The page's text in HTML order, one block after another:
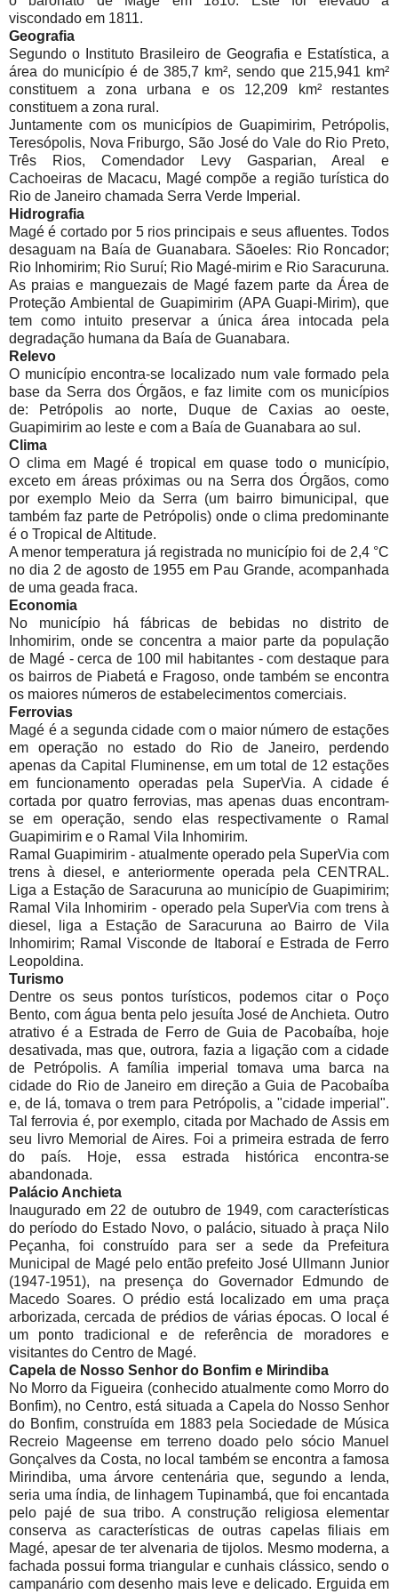
viscondado em 1811.
Geografia
Segundo o Instituto Brasileiro de Geografia e Estatística, a
área do município é de 385,7 km², sendo que 215,941 km²
constituem a zona urbana e os 12,209 km² restantes
constituem a zona rural.
Juntamente com os municípios de Guapimirim, Petrópolis,
Teresópolis, Nova Friburgo, São José do Vale do Rio Preto,
Três Rios, Comendador Levy Gasparian, Areal e
Cachoeiras de Macacu, Magé compõe a região turística do
Rio de Janeiro chamada Serra Verde Imperial.
Hidrografia
Magé é cortado por 5 rios principais e seus afluentes. Todos
desaguam na Baía de Guanabara. Sãoeles: Rio Roncador;
Rio Inhomirim; Rio Suruí; Rio Magé-mirim e Rio Saracuruna.
As praias e manguezais de Magé fazem parte da Área de
Proteção Ambiental de Guapimirim (APA Guapi-Mirim), que
tem como intuito preservar a única área intocada pela
degradação humana da Baía de Guanabara.
Relevo
O município encontra-se localizado num vale formado pela
base da Serra dos Órgãos, e faz limite com os municípios
de: Petrópolis ao norte, Duque de Caxias ao oeste,
Guapimirim ao leste e com a Baía de Guanabara ao sul.
Clima
O clima em Magé é tropical em quase todo o município,
exceto em áreas próximas ou na Serra dos Órgãos, como
por exemplo Meio da Serra (um bairro bimunicipal, que
também faz parte de Petrópolis) onde o clima predominante
é o Tropical de Altitude.
A menor temperatura já registrada no município foi de 2,4 °C
no dia 2 de agosto de 1955 em Pau Grande, acompanhada
de uma geada fraca.
Economia
No município há fábricas de bebidas no distrito de
Inhomirim, onde se concentra a maior parte da população
de Magé - cerca de 100 mil habitantes - com destaque para
os bairros de Piabetá e Fragoso, onde também se encontra
os maiores números de estabelecimentos comerciais.
Ferrovias
Magé é a segunda cidade com o maior número de estações
em operação no estado do Rio de Janeiro, perdendo
apenas da Capital Fluminense, em um total de 12 estações
em funcionamento operadas pela SuperVia. A cidade é
cortada por quatro ferrovias, mas apenas duas encontram-
se em operação, sendo elas respectivamente o Ramal
Guapimirim e o Ramal Vila Inhomirim.
Ramal Guapimirim - atualmente operado pela SuperVia com
trens à diesel, e anteriormente operada pela CENTRAL.
Liga a Estação de Saracuruna ao município de Guapimirim;
Ramal Vila Inhomirim - operado pela SuperVia com trens à
diesel, liga a Estação de Saracuruna ao Bairro de Vila
Inhomirim; Ramal Visconde de Itaboraí e Estrada de Ferro
Leopoldina.
Turismo
Dentre os seus pontos turísticos, podemos citar o Poço
Bento, com água benta pelo jesuíta José de Anchieta. Outro
atrativo é a Estrada de Ferro de Guia de Pacobaíba, hoje
desativada, mas que, outrora, fazia a ligação com a cidade
de Petrópolis. A família imperial tomava uma barca na
cidade do Rio de Janeiro em direção a Guia de Pacobaíba
e, de lá, tomava o trem para Petrópolis, a "cidade imperial".
Tal ferrovia é, por exemplo, citada por Machado de Assis em
seu livro Memorial de Aires. Foi a primeira estrada de ferro
do país. Hoje, essa estrada histórica encontra-se
abandonada.
Palácio Anchieta
Inaugurado em 22 de outubro de 1949, com características
do período do Estado Novo, o palácio, situado à praça Nilo
Peçanha, foi construído para ser a sede da Prefeitura
Municipal de Magé pelo então prefeito José Ullmann Junior
(1947-1951), na presença do Governador Edmundo de
Macedo Soares. O prédio está localizado em uma praça
arborizada, cercada de prédios de várias épocas. O local é
um ponto tradicional e de referência de moradores e
visitantes do Centro de Magé.
Capela de Nosso Senhor do Bonfim e Mirindiba
No Morro da Figueira (conhecido atualmente como Morro do
Bonfim), no Centro, está situada a Capela do Nosso Senhor
do Bonfim, construída em 1883 pela Sociedade de Música
Recreio Mageense em terreno doado pelo sócio Manuel
Gonçalves da Costa, no local também se encontra a famosa
Mirindiba, uma árvore centenária que, segundo a lenda,
seria uma índia, de linhagem Tupinambá, que foi encantada
pelo pajé de sua tribo. A construção religiosa elementar
conserva as características de outras capelas filiais em
Magé, apesar de ter alvenaria de tijolos. Mesmo moderna, a
fachada possui forma triangular e cunhais clássico, sendo o
campanário com desenho mais leve e delicado. Erguida em